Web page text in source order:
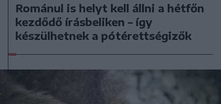
Románul is helyt kell állni a hétfőn
kezdődő írásbeliken – így
készülhetnek a pótérettségizők